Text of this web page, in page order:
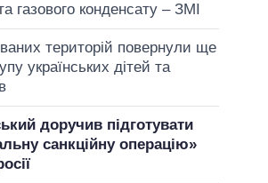
газового конденсату – ЗМІ
територій повернули ще
українських дітей та
доручив підготувати
санкційну операцію»